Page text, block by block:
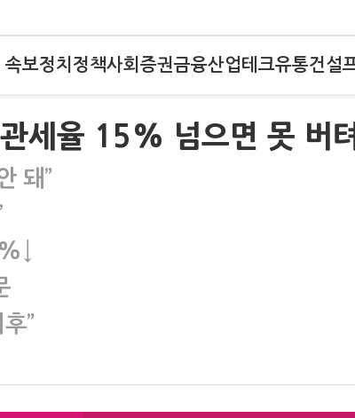
속보정치 정책사회 증권금융산업테크유통건설
세율 15% 넘으면 못 버
돼”
”